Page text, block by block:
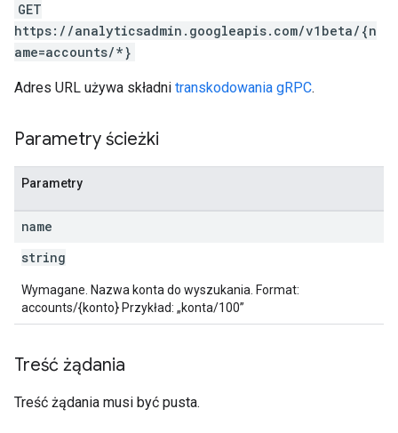
GET
https://analyticsadmin.googleapis.com/v1beta/{n
ame=accounts/*}
Adres URL używa składni transkodowania gRPC.
Parametry ścieżki
Parametry
name
string
Wymagane. Nazwa konta do wyszukania. Format:
accounts/{konto} Przykład: „konta/100”
Treść żądania
Treść żądania musi być pusta.